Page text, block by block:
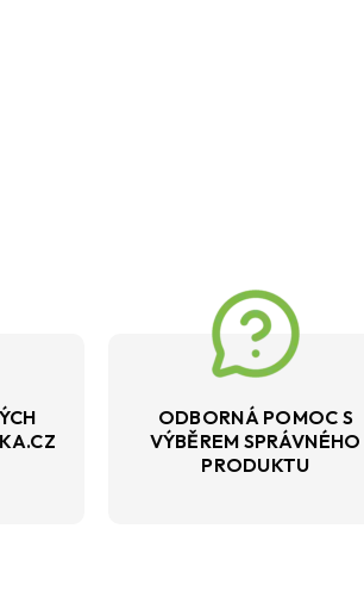
ODBORNÁ POMOC S
VÝBĚREM SPRÁVNÉHO
PRODUKTU